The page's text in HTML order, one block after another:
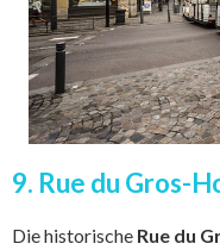
9. Rue du Gros-
Die historische Rue du